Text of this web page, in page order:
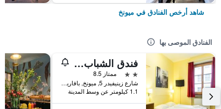
شاهد أرخص الفنادق في ميونخ
الفنادق الموصى بها
فندق الشباب يورو ميونيخ
2 نجمتين
ممتاز 8.5
شارع زينيفيدر 5, ميونخ, بافاريا, ألمانيا
1.1 كيلومتر عن وسط المدينة